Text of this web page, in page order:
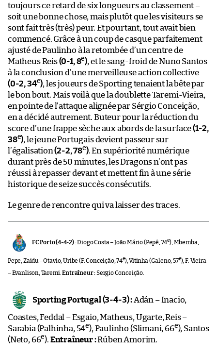
toujours ce retard de six longueurs au classement –
soit une bonne chose, mais plutôt que les visiteurs se
sont fait très (très) peur. Et pourtant, tout avait bien
commencé. Grâce à un coup de casque parfaitement
ajusté de Paulinho à la retombée d’un centre de
Matheus Reis(0-1, 8e), et le sang-froid de Nuno Santos
à la conclusion d’une merveilleuse action collective
(0-2, 34e), les joueurs de Sporting tenaient la bête par
le bon bout. Mais voilà que la doublette Taremi-Vieira,
en pointe de l’attaque alignée par Sérgio Conceição,
en a décidé autrement. Buteur pour la réduction du
score d’une frappe sèche aux abords de la surface(1-2,
38e), le jeune Portugais devient passeur sur
l’égalisation(2-2, 78e). En supériorité numérique
durant près de 50 minutes, les Dragons n’ont pas
réussi à repasser devant et mettent fin à une série
historique de seize succès consécutifs.
Le genre de rencontre qui va laisser des traces.
FC Porto (4-4-2) :Diogo Costa – João Mário (Pepê, 74e), Mbemba,
Pepe, Zaidu – Otavio, Uribe (F. Conceição, 74e), Vitinha (Galeno, 57e), F. Vieira
– Evanlison, Taremi.Entraîneur :Sergio Conceição.
Sporting Portugal (3-4-3) :Adán – Inacio,
Coastes, Feddal – Esgaio, Matheus, Ugarte, Reis –
Sarabia (Palhinha, 54e), Paulinho (Slimani, 66e), Santos
(Neto, 66e). Entraîneur :Rúben Amorim.